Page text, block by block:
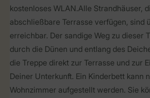
kostenloses WLAN.Alle Strandhäuser,
abschließbare Terrasse verfügen, sind
erreichbar. Der sandige Weg zu dieser
durch die Dünen und entlang des
die Treppe direkt zur Terrasse und zur
Deiner Unterkunft. Ein Kinderbett kann
Wohnzimmer aufgestellt werden. Sie